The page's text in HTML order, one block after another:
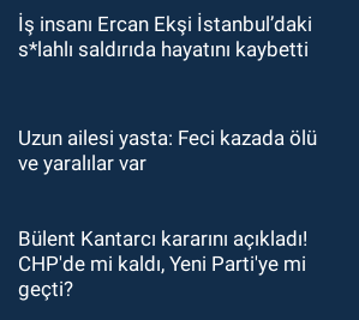
23:19 İstanbul Park satışta!
23:05Kozlu Belediyespor'dan
3.Lig'e transfer oldu
22:33Zonguldak TSO önemli
etkinliğe ev sahipliği yaptı
İş insanı Ercan Ekşi İstanbul’daki
s*lahlı saldırıda hayatını kaybetti
Uzun ailesi yasta: Feci kazada ölü
ve yaralılar var
Bülent Kantarcı kararını açıkladı!
CHP'de mi kaldı, Yeni Parti'ye mi
geçti?